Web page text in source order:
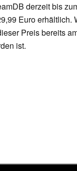
derzeit bis
Euro erhältlich.
Preis bereits
ist.